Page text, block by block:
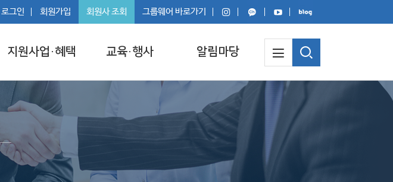
지원사업·혜택 교육·행사 알림마당
로그인 회원가입 회원사 조회 그룹웨어 바로가기